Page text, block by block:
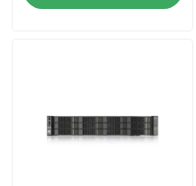
Controllo della qualità